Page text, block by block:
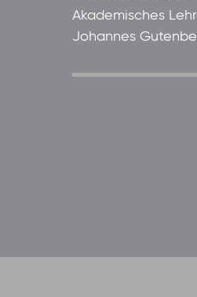
Akademisches
Johannes